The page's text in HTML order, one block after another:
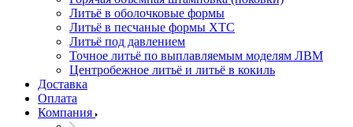
Литьё в оболочковые формы
Литьё в песчаные формы ХТС
Литьё под давлением
Точное литьё по выплавляемым моделям ЛВМ
Центробежное литьё и литьё в кокиль
Доставка
Оплата
Компания